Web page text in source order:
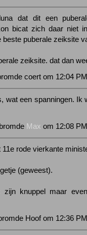
dat dit een
bicat zich daar niet
beste puberale zeiksite
zeiksite. dat dan
coert om 12:04
wat een spanningen. Ik
bromde Max om 12:08
11e rode vierkante
(geweest).
zijn knuppel maar
Hoof om 12:36